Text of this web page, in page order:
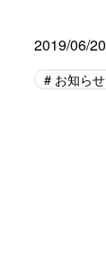
2019/06/20
お知らせ